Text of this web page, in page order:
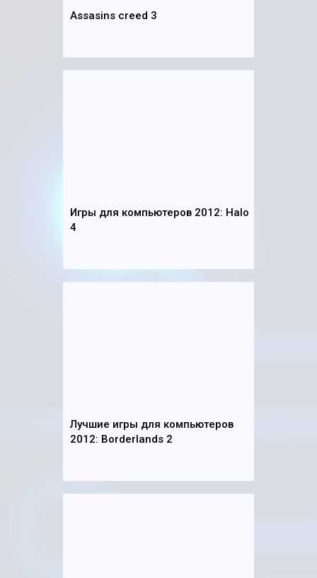
Assasins creed 3
Игры для компьютеров 2012: Halo
4
Лучшие игры для компьютеров
2012: Borderlands 2